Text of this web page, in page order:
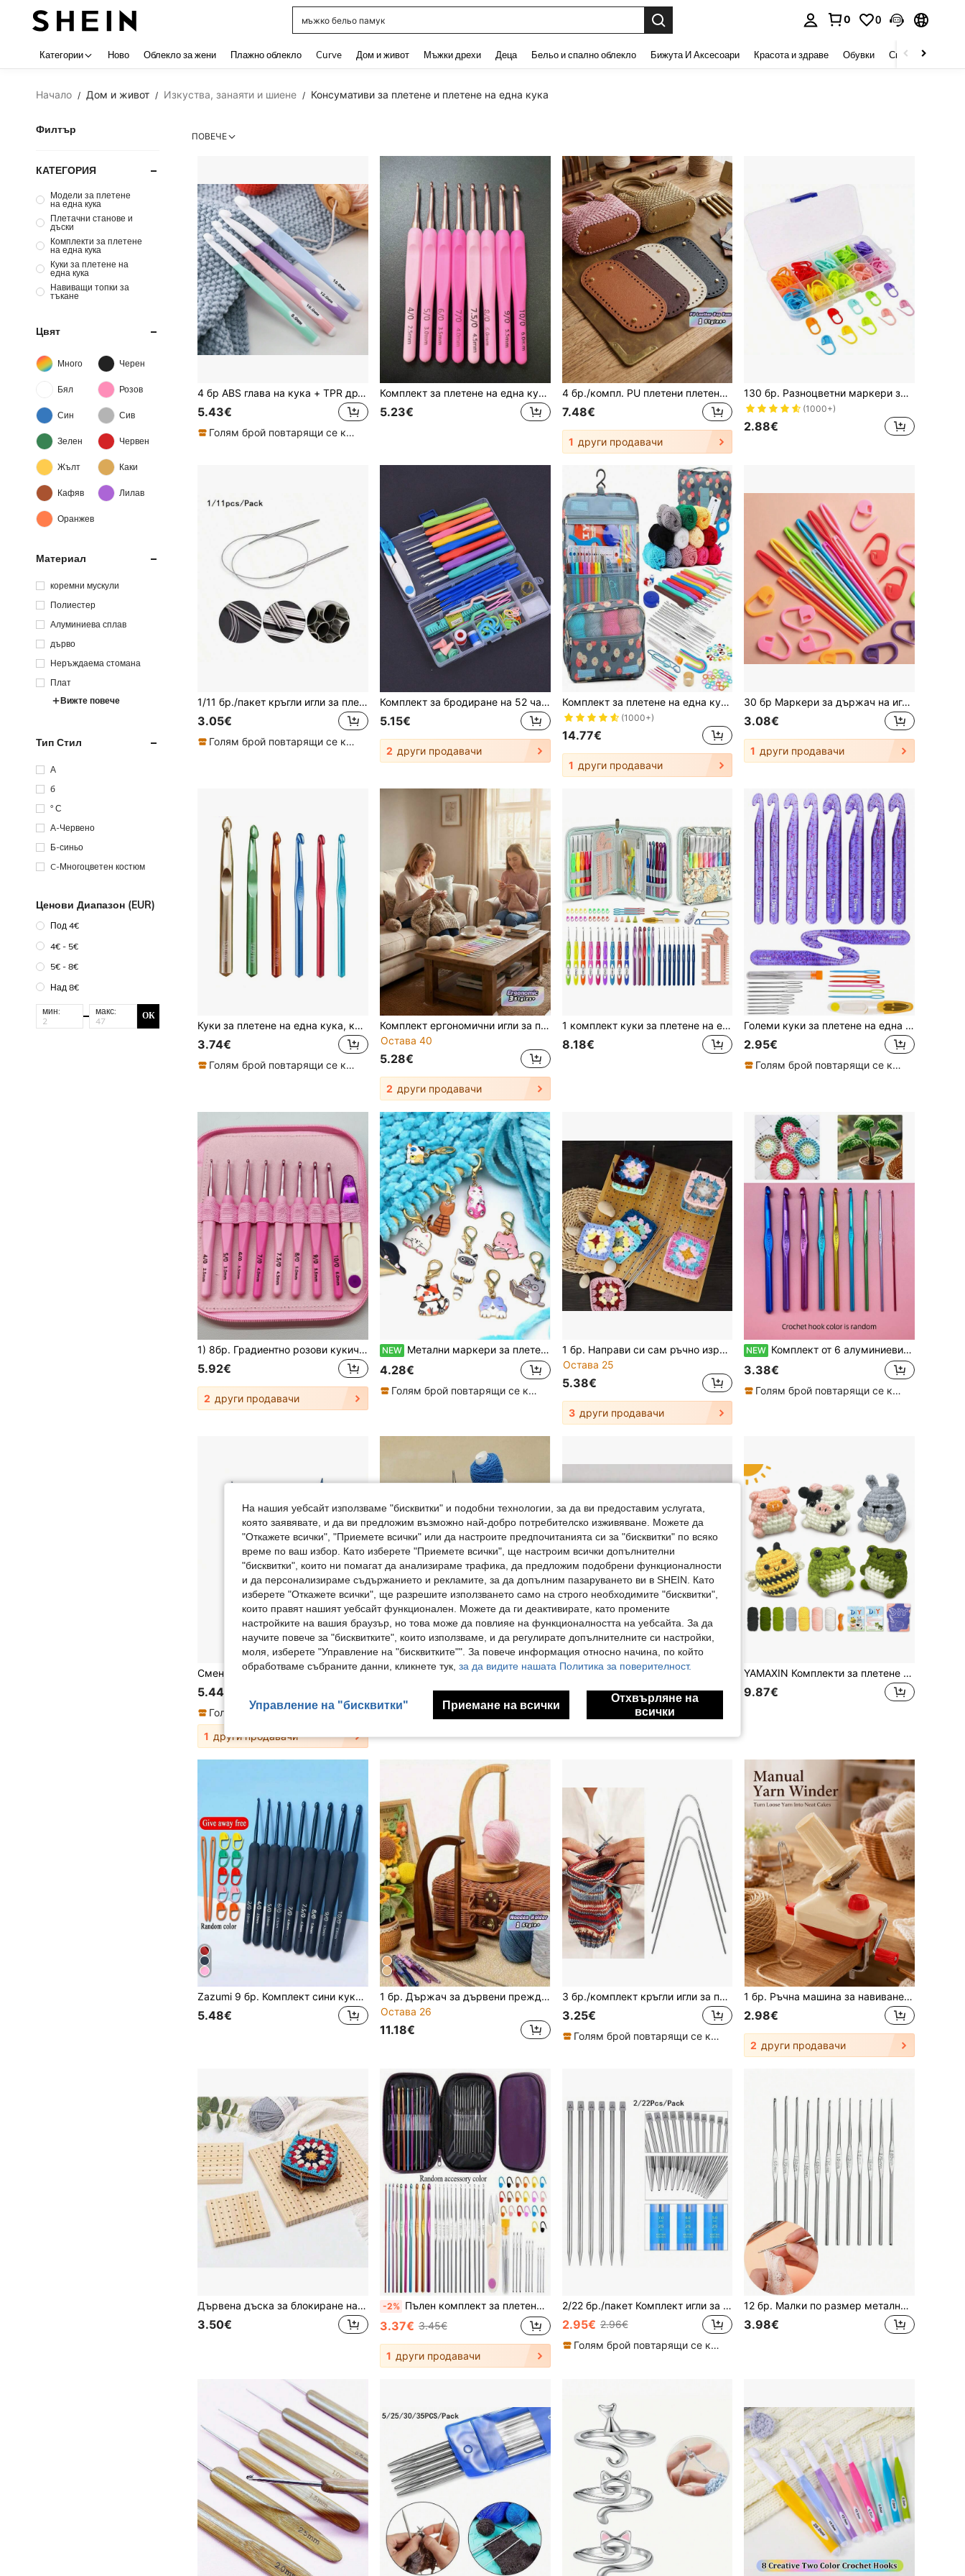
мъжко бельо памук
0 0
Категории Ново Облекло за жени Плажно облекло Curve Дом и живот Мъжки дрехи Деца Бельо и спално облекло Бижута И Аксесоари Красота и здраве Обувки Спорт И На
Начало / Дом и живот / Изкуства, занаяти и шиене / Консумативи за плетене и плетене на една кука
Филтър
КАТЕГОРИЯ
Модели за плетене
на една кука
Плетачни станове и
дъски
Комплекти за плетене
на една кука
Куки за плетене на
една кука
Навиващи топки за
тъкане
Цвят
Много Черен
Бял Розов
Син Сив
Зелен Червен
Жълт Каки
Кафяв Лилав
Оранжев
Материал
коремни мускули
Полиестер
Алуминиева сплав
дърво
Неръждаема стомана
Плат
Вижте повече
Тип Стил
А
б
° С
А-Червено
Б-синьо
C-Многоцветен костюм
Ценови Диапазон (EUR)
Под 4€
4€ - 5€
5€ - 8€
Над 8€
мин: макс: ОК
ПОВЕЧЕ
4 бр ABS глава на кука + TPR дръжка 8,0-15,0 mm Комплект куки за плетене на една кука
5.43€
Голям брой повтарящи се клиенти
Комплект за плетене на една кука за начинаещи от 8 части - пълен комплект куки, прежда, модели, аксесоари - "Направи си сам" плетене, различни размери 2.5 мм, 3.0 мм, 3.5 мм, 4.0 мм, 4.5 мм, 5.0 мм, 5.5 мм, 6.0 мм
5.23€
4 бр./компл. PU плетени плетени подложки за дъно на чанта, оформяне на дъното на чанта от PU кожа с дупки, вложки в дъното на чанта от PU кожа, за опора за дъното на ръчна чанта "направи си сам", изработка на чанти за рамо, не е лесно за деформиране (черно, кафяво, каки, бежово)
7.48€
1 други продавачи
130 бр. Разноцветни маркери за шевове за плетене на една кука и плетене, маркери със заключващ пръстен за проекти за плетене на една кука и плетене, с кутия
(1000+)
2.88€
1/11 бр./пакет кръгли игли за плетене от неръждаема стомана 2-8 мм, игли за кука за DIY плетене и тъкане, инструменти за занаят, дължина 40-120 см
3.05€
Голям брой повтарящи се клиенти
Комплект за бродиране на 52 части с кутия за съхранение, 16 размера куки за бродиране за начинаещи, ергономичен комплект за бродиране с мека дръжка за обучение, комплект за бродиране и плетене, инструменти за шиене, инструменти за бродиране и плетене, може да се бродират дрехи и чорапи за домашни любимци, подарък за жени
5.15€
2 други продавачи
Комплект за плетене на една кука 58 бр./130 бр., Комплект за начинаещи "Направи си сам" с всички материали, Комплект преносими инструменти за плетене с прежда, Основни инструменти за плетене на една кука с прежда, Комплект инструменти за занаяти, Различни цветове прежда и кука за плетене на една кука (моля, уточнете цвета, ако е необходимо)
(1000+)
14.77€
1 други продавачи
30 бр Маркери за държач на игли за плетене Комплект с 10 бр 9 см игли за плетене, 10 бр 7 см игли за плетене и 10 бр маркери за шев
3.08€
1 други продавачи
Куки за плетене на една кука, комплект големи алуминиеви куки за плетене на една кука 7 мм, 8 мм, 9 мм, 10 мм, 12 мм, 15 мм, голям стандартен размер за дебела прежда
3.74€
Голям брой повтарящи се клиенти
Комплект ергономични игли за плетене на кукички 5/8/13 бр., 2.5-20 мм, 2026 нови многоцветни игли за плетене с гумена дръжка, подходящи за пуловери, шалове, DIY плетене, дебели одеяла, шалове, килими и др.
Остава 40
5.28€
2 други продавачи
1 комплект куки за плетене на една кука, ергономични игли за плетене, комплект прежди, различни размери, инструменти за тъкане "Направи си сам", за ентусиасти и начинаещи в плетенето на една кука
8.18€
Големи куки за плетене на една кука, ергономична дръжка за артритни ръце, професионални огромни игли за плетене на една кука, лилава прозрачна кука за начинаещи и прежда за плетене на една кука
2.95€
Голям брой повтарящи се клиенти
1) 8бр. Градиентно розови кукички за плетене на една кука/игли за плетене за пуловер, шал Направи си сам, размер 2,5-6,0 мм
5.92€
2 други продавачи
NEW Метални маркери за плетене и гребане с емайлирани висулки на котка, заключващи се маркери за плетене, аксесоари за шиене
4.28€
Голям брой повтарящи се клиенти
1 бр. Направи си сам ръчно изработена дъска за плетене на една кука с 8 карфици/пирона, вълнена подложка за плетене, бамбукова дъска за плетене на вълна, квадратна дъска за плетене на една кука, бамбукови аксесоари за плетене на една кука, подарък за плетачи на една кука
Остава 25
5.38€
3 други продавачи
NEW Комплект от 6 алуминиеви куки за плуване с 9 налични размера от 2.0 до 10.0 мм, с ясно маркирани етикети за размер на дръжката, инструменти за обучение по плуване с прежда, подходящи за плетене на пуловери, одеяла, плюшени играчки и различни тъкани, предпочитан комплект инструменти за преподаване в класна стая за ръчни творби
3.38€
Голям брой повтарящи се клиенти
Сменяеми кръгови игли за пличка с отделяеми части, сини анодирани алуминиеви игли с отделяем гъвкав кабел, гладки и устойчиви на ръжда, за шалове, шапки, пуловери и DIY проекти за пличка
5.44€
Голям брой повтарящи се клиенти
1 други продавачи
Ръчна навиваща машина за прежда от влакна, ръчна ръчна навиваща машина за конци, преносима за шиене "Направи си сам", аксесоари за изработка
други продавачи
Висококачествена дървена дъска за тъкане с различни размери, инструмент за ръчни изработки "Направи си сам", модерна стойка за съхранение на работна маса, здрав захват, дизайн с естествени дървесни шарки, издръжлива и лесна за почистване, подходяща за плетене, плетене на една кука, тъкане, стабилизиране и сортиране на прежди
3.64€ 3.68€
2 други продавачи
YAMAXIN Комплекти за плетене на една кука с 4 животни - пчела, крава, заек, прасе, подходящи за начинаещи, включват видео уроци стъпка по стъпка (аксесоари с произволни цветове)
9.87€
Zazumi 9 бр. Комплект сини куки за плетене на една кука от неръждаема стомана с мека дръжка, ергономични игли за плетене за прежда амигуруми, занаятчийски изделия, коледни подаръци за начинаещи, зимни занаятчийски материали, инструменти за плетене на една кука, плетени аксесоари
5.48€
1 бр. Държач за дървени прежди за плетене на една кука, въртящ се държач за прежди с въртене, въртящ се механизъм, държач за прежди за плетене, предотвратяване на заплитане и навиване на прежди, консумативи за плетене "Направи си сам", държач за прежди, подарък за любителите на плетене, занаяти, аксесоари, консумативи
Остава 26
11.18€
3 бр./комплект кръгли игли за плетене, кабелни игли за плетене, метални, гъвкави, от неръждаема стомана, за ръкави, чорапи, аксесоари за шиене
3.25€
Голям брой повтарящи се клиенти
1 бр. Ръчна машина за навиване на прежда, устройство за навиване на плетени влакна, ръчна машина за навиване на прежда, преносима, подходяща за аксесоари за шиене "Направи си сам"
2.98€
2 други продавачи
Дървена дъска за блокиране на плетиво, подложка за блокиране на куклите Granny Square, подходяща за шалове, шалове, чорапи, пуловери и DIY ръчно изработени проекти. Комплект дървени дъски за блокиране на куклите, многократна употреба за ръчно плетиво, шиене и декоративни шивенски изделия.
3.50€
-2% Пълен комплект за плетене на една кука с чанта за съхранение, ергономични метални куки и маркери за плетене - Комплект за плетене "Направи си сам" за всички сезони, подходящ за начинаещи и напреднали, многоцветни опции - за плюшени играчки, проекти за шиене, прежда, домашен декор, празнични подаръци, изкуства и занаяти, хобита
3.37€ 3.45€
1 други продавачи
2/22 бр./пакет Комплект игли за плетиво от неръждаема стомана 2 мм - 8 мм, прави, с един остър край, куки за кукене 25/35 см, игли за плетиво за пуловери
2.95€ 2.96€
Голям брой повтарящи се клиенти
12 бр. Малки по размер метални куки за плетене на една кука, инструменти за плетене "направи си сам".
3.98€
На нашия уебсайт използваме "бисквитки" и подобни технологии, за да ви предоставим услугата,
която заявявате, и да ви предложим възможно най-добро потребителско изживяване. Можете да
"Откажете всички", "Приемете всички" или да настроите предпочитанията си за "бисквитки" по всяко
време по ваш избор. Като изберете "Приемете всички", ще настроим всички допълнителни
"бисквитки", които ни помагат да анализираме трафика, да предложим подобрени функционалности
и да персонализираме съдържанието и рекламите, за да допълним пазаруването ви в SHEIN. Като
изберете "Откажете всички", ще разрешите използването само на строго необходимите "бисквитки",
които правят нашият уебсайт функционален. Можете да ги деактивирате, като промените
настройките на вашия браузър, но това може да повлияе на функционалността на уебсайта. За да
научите повече за "бисквитките", които използваме, и да регулирате допълнителните си настройки,
моля, изберете "Управление на "бисквитките"". За повече информация относно начина, по който
обработваме събраните данни, кликнете тук, за да видите нашата Политика за поверителност.
Управление на "бисквитки" Приемане на всички
Отхвърляне на
всички